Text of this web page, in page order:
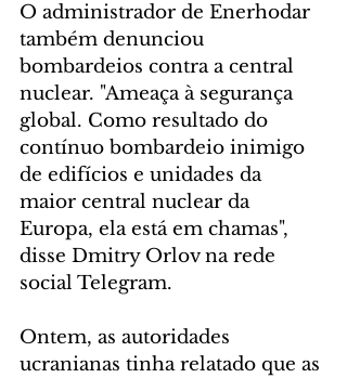
O administrador de Enerhodar
também denunciou
bombardeios contra a central
nuclear. "Ameaça à segurança
global. Como resultado do
contínuo bombardeio inimigo
de edifícios e unidades da
maior central nuclear da
Europa, ela está em chamas",
disse Dmitry Orlov na rede
social Telegram.
Ontem, as autoridades
ucranianas tinha relatado que as